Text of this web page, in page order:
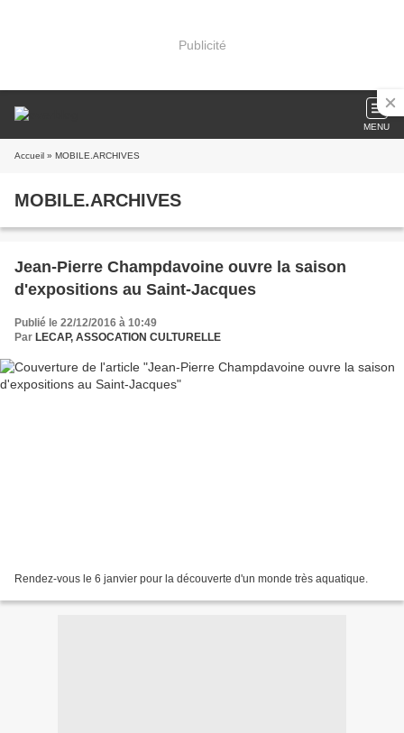
Publicité
MENU
Accueil » MOBILE.ARCHIVES
MOBILE.ARCHIVES
Jean-Pierre Champdavoine ouvre la saison
d'expositions au Saint-Jacques
Publié le 22/12/2016 à 10:49
Par LECAP, ASSOCATION CULTURELLE
Rendez-vous le 6 janvier pour la découverte d'un monde très aquatique.